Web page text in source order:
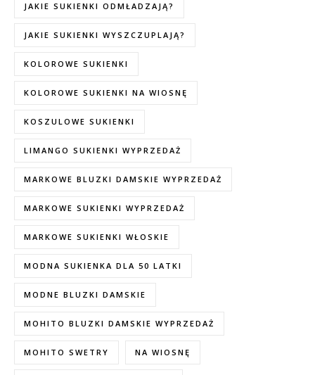
JAKIE SUKIENKI ODMŁADZAJĄ?
JAKIE SUKIENKI WYSZCZUPLAJĄ?
KOLOROWE SUKIENKI
KOLOROWE SUKIENKI NA WIOSNĘ
KOSZULOWE SUKIENKI
LIMANGO SUKIENKI WYPRZEDAŻ
MARKOWE BLUZKI DAMSKIE WYPRZEDAŻ
MARKOWE SUKIENKI WYPRZEDAŻ
MARKOWE SUKIENKI WŁOSKIE
MODNA SUKIENKA DLA 50 LATKI
MODNE BLUZKI DAMSKIE
MOHITO BLUZKI DAMSKIE WYPRZEDAŻ
MOHITO SWETRY NA WIOSNĘ